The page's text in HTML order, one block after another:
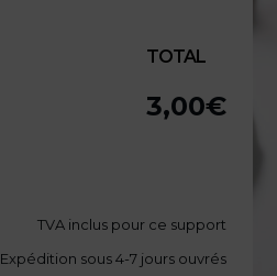
TOTAL
3,00€
TVA inclus pour ce support
Expédition sous 4-7 jours ouvrés